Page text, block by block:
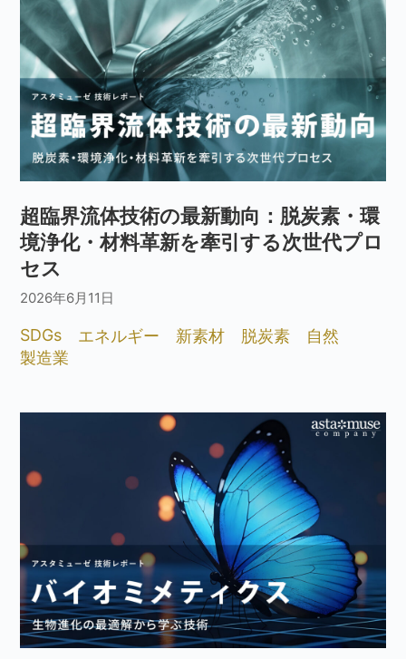
超臨界流体技術の最新動向：脱炭素・環
境浄化・材料革新を牽引する次世代プロ
セス
2026年6月11日
SDGs エネルギー 新素材 脱炭素
自然
製造業